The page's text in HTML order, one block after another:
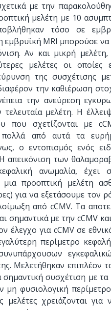
με την
μελέτη με 10
τόσο σε
εμβρυϊκή MRI μπορούσε να
Αν και μικρή
μελέτες οι οποίες
της συσχέτισης
την καθιέρωση
την ανεύρεση
μελέτη. Η
που σχετίζονται με
από αυτά τα
ο εντοπισμός ενός
απεικόνιση των
ανωμαλία,
μια προοπτική μελέτη
για να εξετάσουμε τον
από cCMV. Τα
σημαντικά με την cCMV
έλεγχο για cCMV σε
περίμετρο
Μελετήθηκαν επιπλέον
σημαντική συσχέτιση με
μη φυσιολογική
μελέτες χρειάζονται